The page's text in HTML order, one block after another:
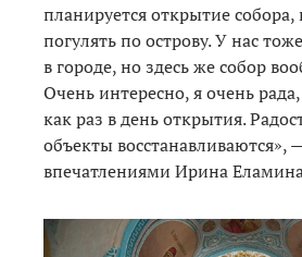
планируется открытие
погулять по острову. У нас
в городе, но здесь же собор
Очень интересно, я очень
как раз в день открытия.
объекты восстанавливаются»,
впечатлениями Ирина